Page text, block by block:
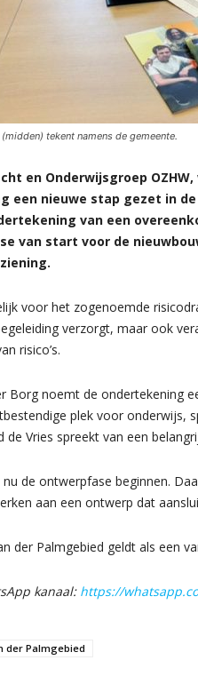
tekent namens de gemeente.
en Onderwijsgroep
een nieuwe stap gezet in
van een
van start voor de
voor het zogenoemde
verzorgt, maar ook
risico’s.
Borg noemt de ondertekening
plek voor onderwijs,
Vries spreekt van een
de ontwerpfase beginnen.
aan een ontwerp dat
der Palmgebied geldt als een
kanaal: https://
der Palmgebied